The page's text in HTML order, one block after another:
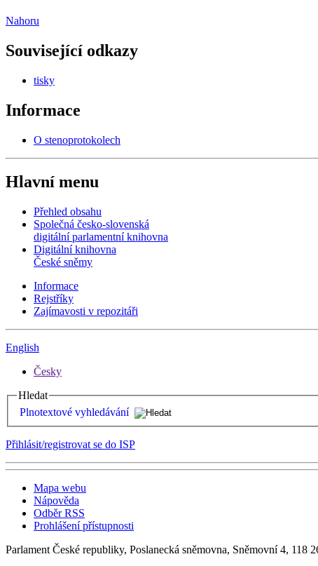
Nahoru
Související odkazy
tisky
Informace
O stenoprotokolech
Hlavní menu
Přehled obsahu
Společná česko-slovenská
digitální parlamentní knihovna
Digitální knihovna
České sněmy
Informace
Rejstříky
Zajímavosti v repozitáři
English
Česky
Hledat
Plnotextové vyhledávání
Přihlásit/registrovat se do ISP
Mapa webu
Nápověda
Odběr RSS
Prohlášení přístupnosti
Parlament České republiky, Poslanecká sněmovna, Sněmovní 4, 118